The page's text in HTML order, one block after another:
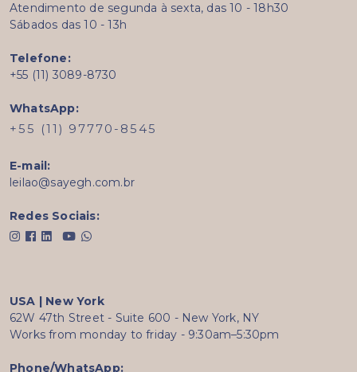
Atendimento de segunda à sexta, das 10 - 18h30
Sábados das 10 - 13h
Telefone:
+55 (11) 3089-8730
WhatsApp:
+55 (11) 97770-8545
E-mail:
leilao@sayegh.com.br
Redes Sociais:
USA | New York
62W 47th Street - Suite 600 - New York, NY
Works from monday to friday - 9:30am–5:30pm
Phone/WhatsApp: